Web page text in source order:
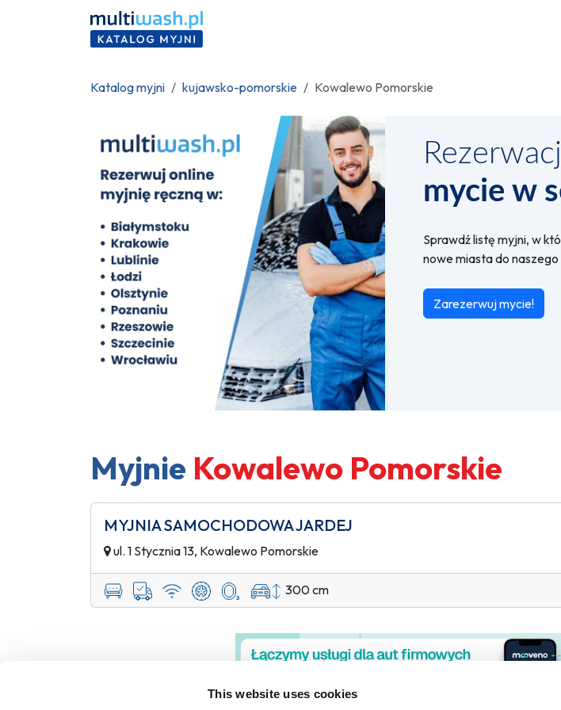
This website uses cookies
Katalog myjni kujawsko-pomorskie Kowalewo Pomorskie
mycie w
Sprawdź listę myjni, w
nowe miasta do
Zarezerwuj mycie!
Myjnie Kowalewo Pomorskie
MYJNIA SAMOCHODOWA JARDEJ
ul. 1 Stycznia 13, Kowalewo Pomorskie
300 cm